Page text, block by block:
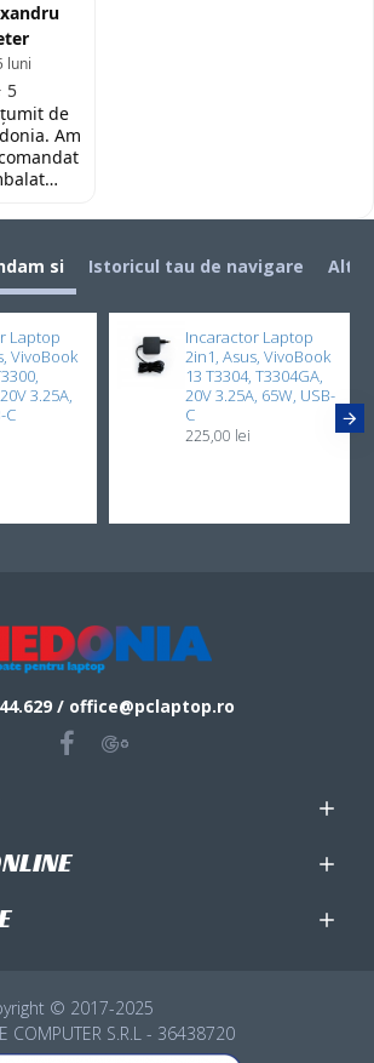
și
5
luni
de
Am
de alte
si
Istoricul tau de navigare Alti
Laptop
VivoBook
3.25A,
C
Incaractor Laptop
2in1, Asus, VivoBook
13 T3304, T3304GA,
20V 3.25A, 65W, USB-
C
225,00 lei
/ office@pclaptop.ro
© 2017-2025
COMPUTER S.R.L - 36438720